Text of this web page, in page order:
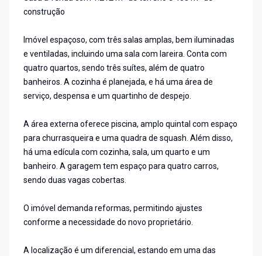
construção
Imóvel espaçoso, com três salas amplas, bem iluminadas
e ventiladas, incluindo uma sala com lareira. Conta com
quatro quartos, sendo três suítes, além de quatro
banheiros. A cozinha é planejada, e há uma área de
serviço, despensa e um quartinho de despejo.
A área externa oferece piscina, amplo quintal com espaço
para churrasqueira e uma quadra de squash. Além disso,
há uma edícula com cozinha, sala, um quarto e um
banheiro. A garagem tem espaço para quatro carros,
sendo duas vagas cobertas.
O imóvel demanda reformas, permitindo ajustes
conforme a necessidade do novo proprietário.
A localização é um diferencial, estando em uma das